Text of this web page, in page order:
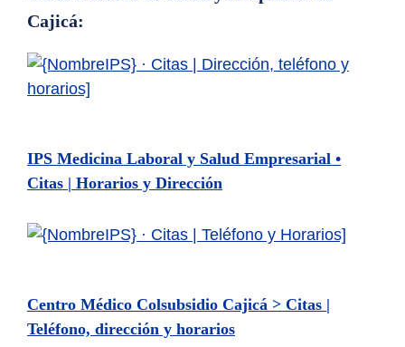
Cajicá:
IPS Medicina Laboral y Salud Empresarial •
Citas | Horarios y Dirección
Centro Médico Colsubsidio Cajicá > Citas |
Teléfono, dirección y horarios